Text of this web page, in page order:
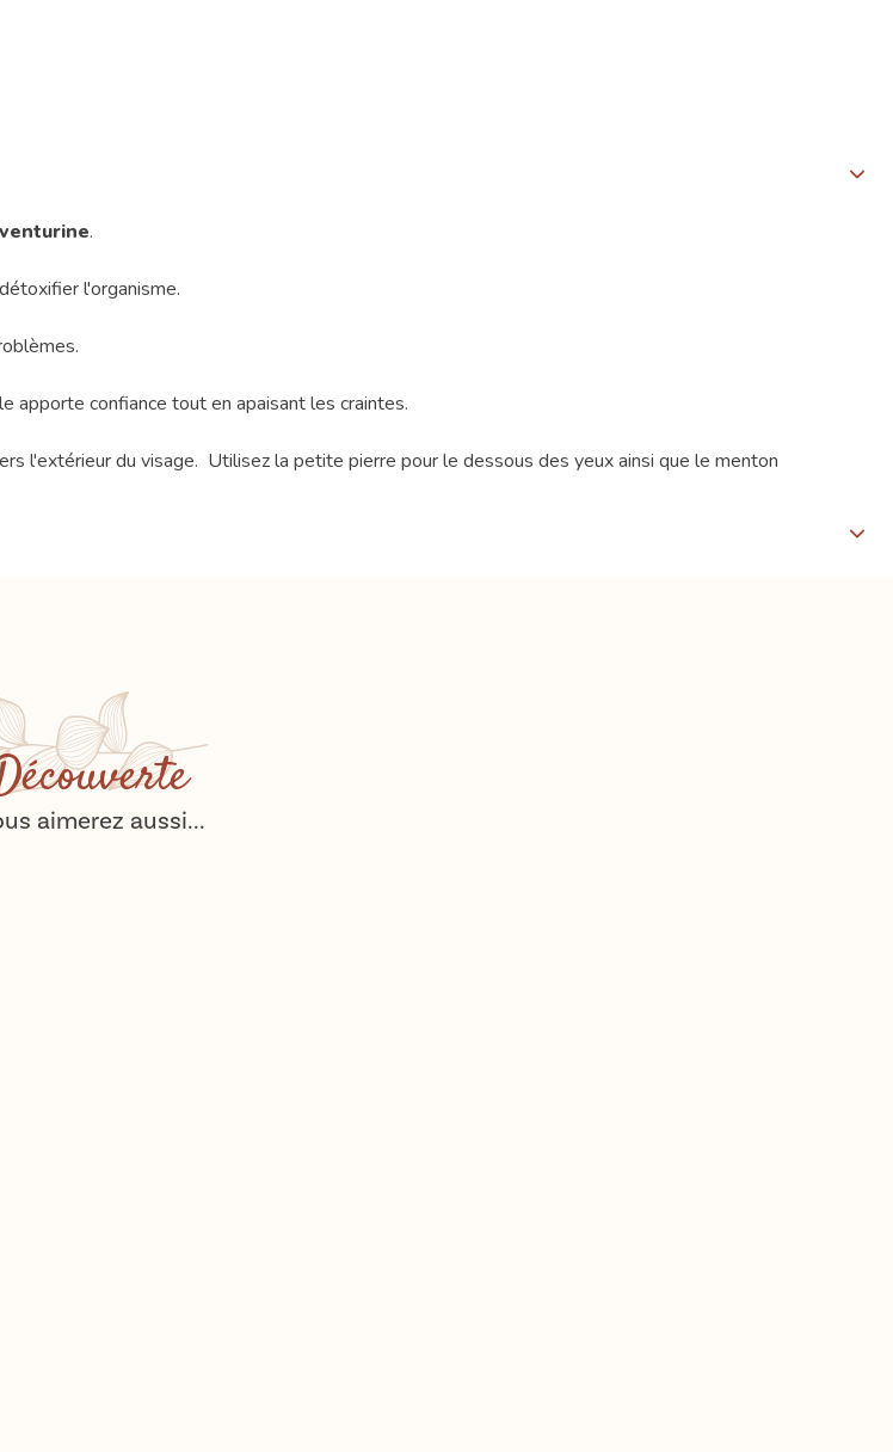
.
l'organisme.
apporte confiance tout en apaisant les craintes.
l'extérieur du visage. Utilisez la petite pierre pour le dessous des yeux ainsi que le menton
aimerez aussi...